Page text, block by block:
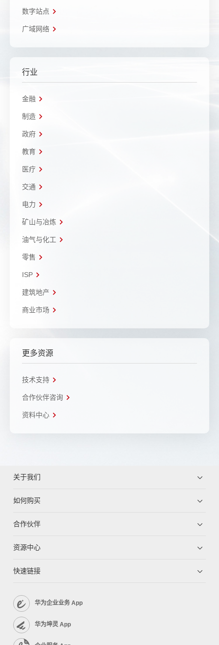
数字站点
广域网络
行业
金融
制造
政府
教育
医疗
交通
电力
矿山与冶炼
油气与化工
零售
ISP
建筑地产
商业市场
更多资源
技术支持
合作伙伴咨询
资料中心
关于我们
如何购买
合作伙伴
资源中心
快速链接
华为企业业务 App
华为坤灵 App